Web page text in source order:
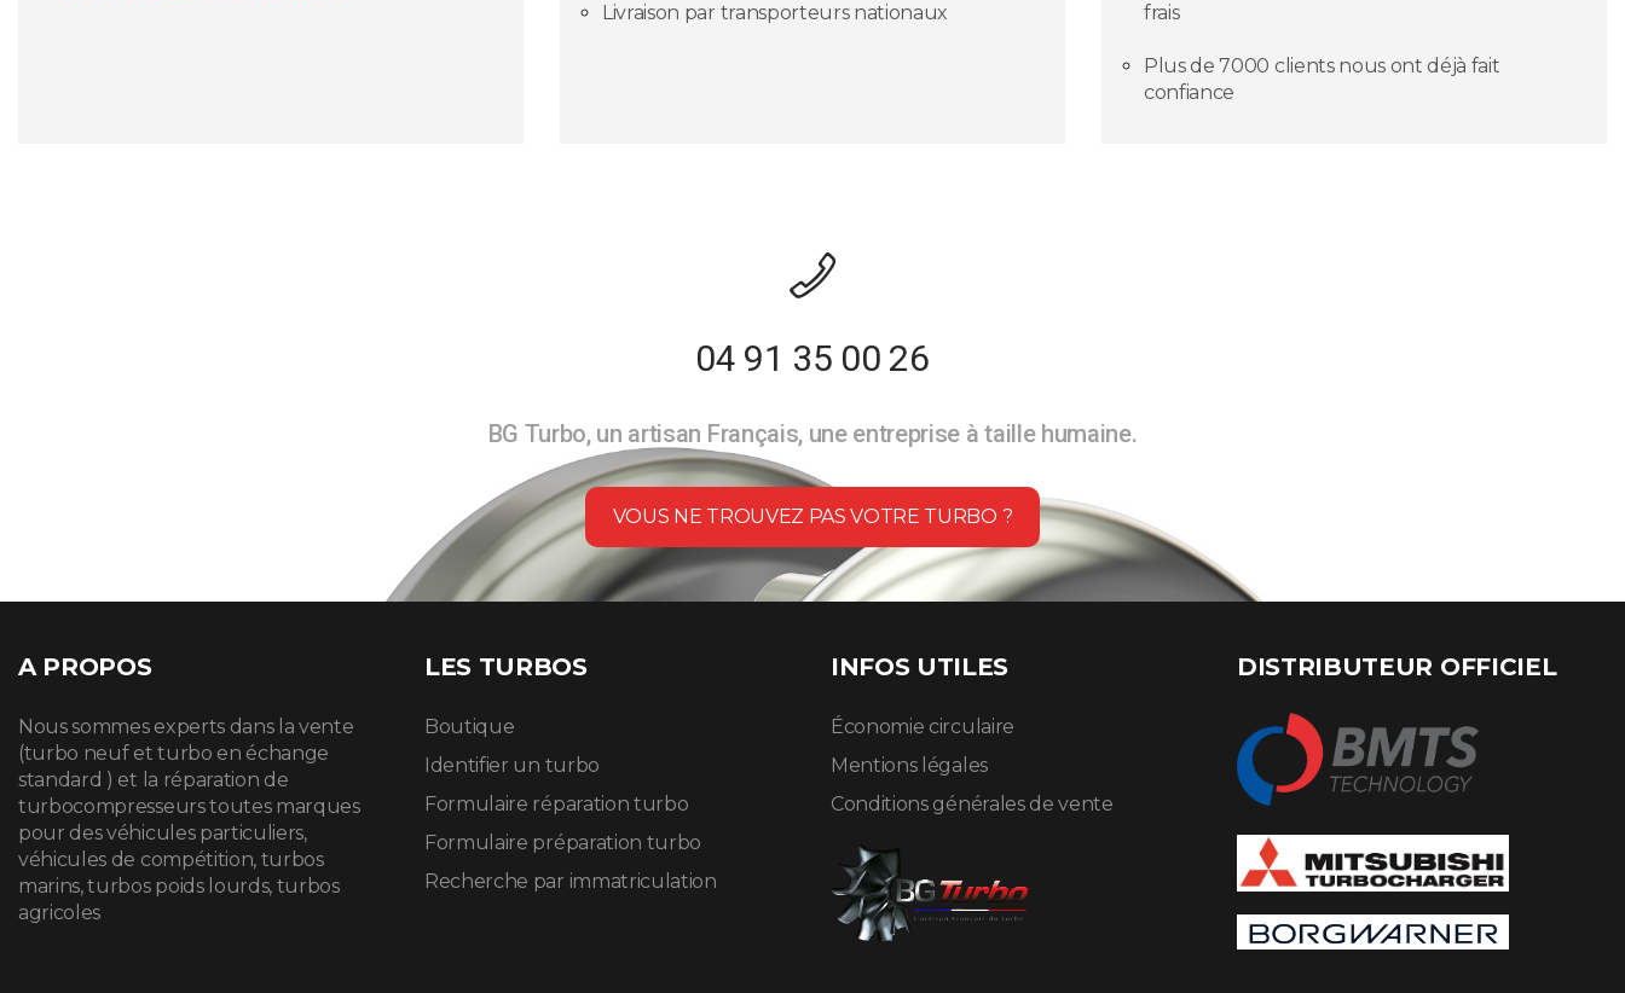
Livraison par transporteurs nationaux
frais
Plus de 7000 clients nous ont déjà fait
confiance
04 91 35 00 26
BG Turbo, un artisan Français, une entreprise à taille humaine.
VOUS NE TROUVEZ PAS VOTRE TURBO ?
A PROPOS
Nous sommes experts dans la vente
(turbo neuf et turbo en échange
standard ) et la réparation de
turbocompresseurs toutes marques
pour des véhicules particuliers,
véhicules de compétition, turbos
marins, turbos poids lourds, turbos
agricoles
LES TURBOS
Boutique
Identifier un turbo
Formulaire réparation turbo
Formulaire préparation turbo
Recherche par immatriculation
INFOS UTILES
Économie circulaire
Mentions légales
Conditions générales de vente
DISTRIBUTEUR OFFICIEL